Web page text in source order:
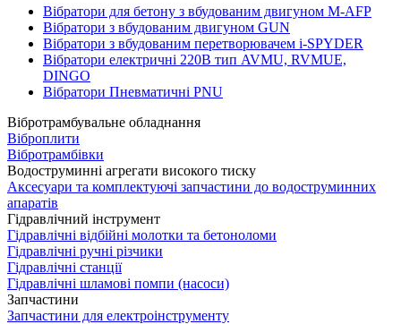
Вібратори для бетону з вбудованим двигуном M-AFP
Вібратори з вбудованим двигуном GUN
Вібратори з вбудованим перетворювачем i-SPYDER
Вібратори електричні 220B тип AVMU, RVMUE,
DINGO
Вібратори Пневматичні PNU
Вібротрамбувальне обладнання
Віброплити
Вібротрамбівки
Водоструминні агрегати високого тиску
Аксесуари та комплектуючі запчастини до водоструминних
апаратів
Гідравлічний інструмент
Гідравлічні відбійні молотки та бетоноломи
Гідравлічні ручні різчики
Гідравлічні станції
Гідравлічні шламові помпи (насоси)
Запчастини
Запчастини для електроінструменту